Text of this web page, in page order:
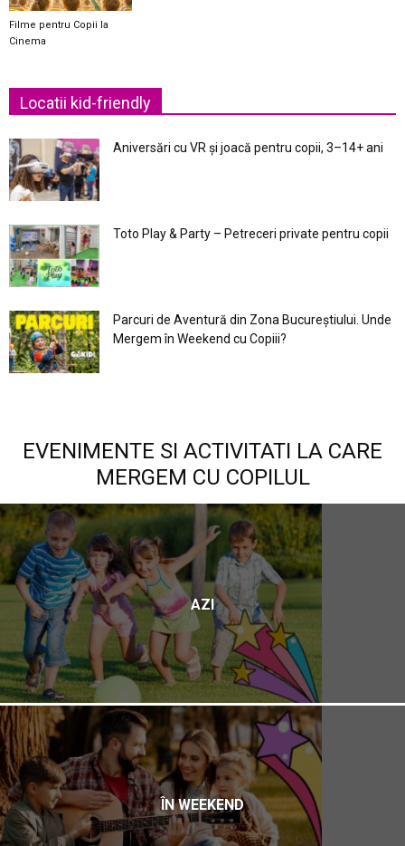
Filme pentru Copii la
Cinema
Locatii kid-friendly
Aniversări cu VR și joacă pentru copii, 3–14+ ani
Toto Play & Party – Petreceri private pentru copii
Parcuri de Aventură din Zona Bucureştiului. Unde
Mergem în Weekend cu Copiii?
EVENIMENTE SI ACTIVITATI LA CARE
MERGEM CU COPILUL
AZI
ÎN WEEKEND